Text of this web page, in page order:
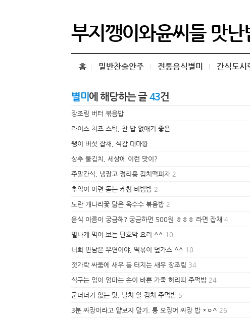
부지깽이와윤씨들 맛난
홈 밑반찬술안주 전통음식별미 간식도시
별미 에 해당하는 글43건
장조림 버터 볶음밥
라이스 치즈 스틱, 찬 밥 없애기 좋은
팽이 버섯 잡채, 식감 대마왕
상추 물김치, 세상에 이런 맛이?
주말간식, 냉장고 정리용 김치떡피자 2
추억이 아련 돋는 케첩 비빔밥 2
노란 개나리꽃 닮은 옥수수 볶음밥 2
음식 이름이 궁금해? 궁금하면 500원 ㅎㅎㅎ 라면 잡채 4
별나게 먹어 보는 단호박 요리 ^^ 10
너희 만남은 우연이야, 떡볶이 덮가스 ^^ 10
젓가락 싸움에 새우 등 터지는 새우 장조림 34
식구는 입이 엄마는 손이 바쁜 가죽 허리띠 주먹밥 24
군더더기 없는 맛, 날치 알 김치 주먹밥 5
3분 짜장이라고 얕보지 말기. 통 오징어 짜장 밥 *ㅇ^ 26